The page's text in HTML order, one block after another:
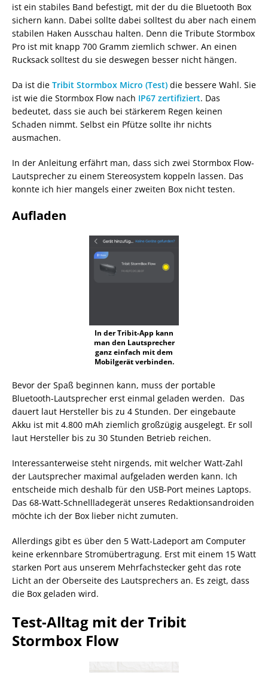
ist ein stabiles Band befestigt, mit der du die Bluetooth Box
sichern kann. Dabei sollte dabei solltest du aber nach einem
stabilen Haken Ausschau halten. Denn die Tribute Stormbox
Pro ist mit knapp 700 Gramm ziemlich schwer. An einen
Rucksack solltest du sie deswegen besser nicht hängen.
Da ist die Tribit Stormbox Micro (Test) die bessere Wahl. Sie
ist wie die Stormbox Flow nach IP67 zertifiziert. Das
bedeutet, dass sie auch bei stärkerem Regen keinen
Schaden nimmt. Selbst ein Pfütze sollte ihr nichts
ausmachen.
In der Anleitung erfährt man, dass sich zwei Stormbox Flow-
Lautsprecher zu einem Stereosystem koppeln lassen. Das
konnte ich hier mangels einer zweiten Box nicht testen.
Aufladen
In der Tribit-App kann
man den Lautsprecher
ganz einfach mit dem
Mobilgerät verbinden.
Bevor der Spaß beginnen kann, muss der portable
Bluetooth-Lautsprecher erst einmal geladen werden. Das
dauert laut Hersteller bis zu 4 Stunden. Der eingebaute
Akku ist mit 4.800 mAh ziemlich großzügig ausgelegt. Er soll
laut Hersteller bis zu 30 Stunden Betrieb reichen.
Interessanterweise steht nirgends, mit welcher Watt-Zahl
der Lautsprecher maximal aufgeladen werden kann. Ich
entscheide mich deshalb für den USB-Port meines Laptops.
Das 68-Watt-Schnellladegerät unseres Redaktionsandroiden
möchte ich der Box lieber nicht zumuten.
Allerdings gibt es über den 5 Watt-Ladeport am Computer
keine erkennbare Stromübertragung. Erst mit einem 15 Watt
starken Port aus unserem Mehrfachstecker geht das rote
Licht an der Oberseite des Lautsprechers an. Es zeigt, dass
die Box geladen wird.
Test-Alltag mit der Tribit
Stormbox Flow